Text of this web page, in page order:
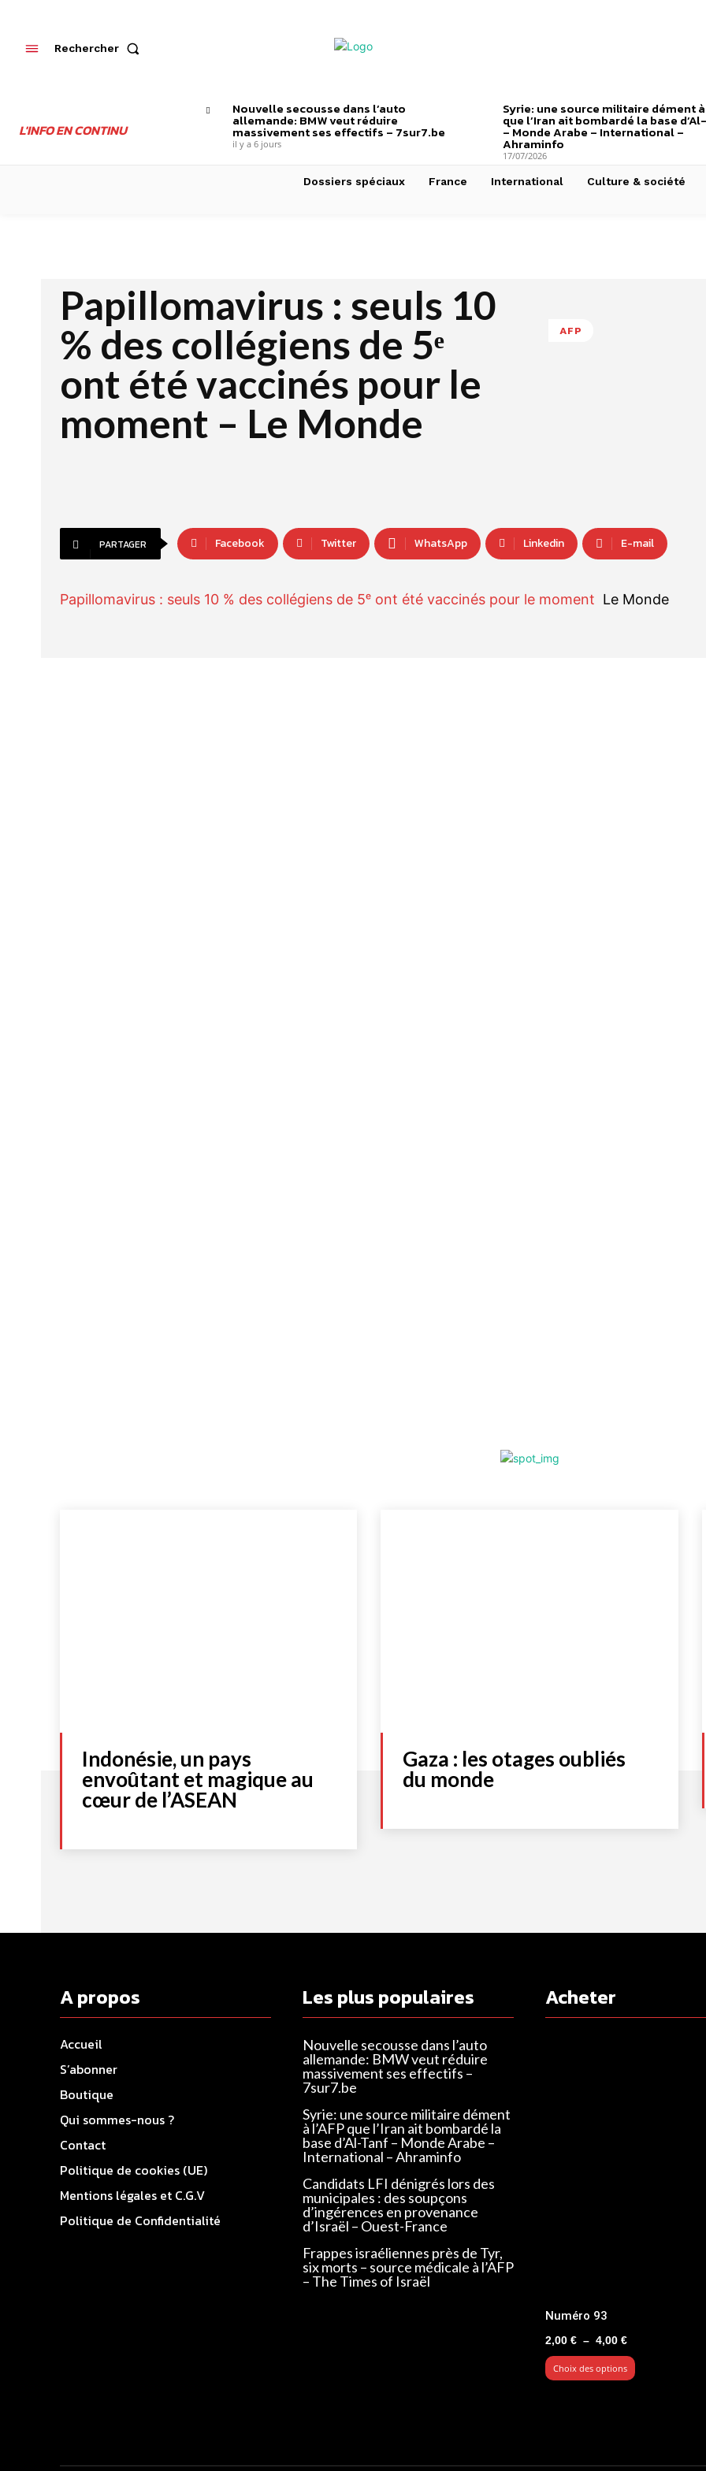
Rechercher
L'INFO EN CONTINU
Nouvelle secousse dans l’auto
allemande: BMW veut réduire
massivement ses effectifs – 7sur7.be
il y a 6 jours
Syrie: une source militaire dément à
que l’Iran ait bombardé la base
– Monde Arabe – International –
Ahraminfo
17/07/2026
Dossiers spéciaux France International Culture & société
Papillomavirus : seuls 10
% des collégiens de 5ᵉ
ont été vaccinés pour le
moment – Le Monde
AFP
PARTAGER Facebook Twitter WhatsApp Linkedin E-mail
Papillomavirus : seuls 10 % des collégiens de 5ᵉ ont été vaccinés pour le moment Le Monde
Indonésie, un pays
envoûtant et magique au
cœur de l’ASEAN
Gaza : les otages oubliés
du monde
A propos
Accueil
S’abonner
Boutique
Qui sommes-nous ?
Contact
Politique de cookies (UE)
Mentions légales et C.G.V
Politique de Confidentialité
Les plus populaires
Nouvelle secousse dans l’auto
allemande: BMW veut réduire
massivement ses effectifs –
7sur7.be
Syrie: une source militaire dément
à l’AFP que l’Iran ait bombardé la
base d’Al-Tanf – Monde Arabe –
International – Ahraminfo
Candidats LFI dénigrés lors des
municipales : des soupçons
d’ingérences en provenance
d’Israël – Ouest-France
Frappes israéliennes près de Tyr,
six morts – source médicale à l’AFP
– The Times of Israël
Acheter
Numéro 93
2,00 € – 4,00 €Plage
de
prix :
Choix des options